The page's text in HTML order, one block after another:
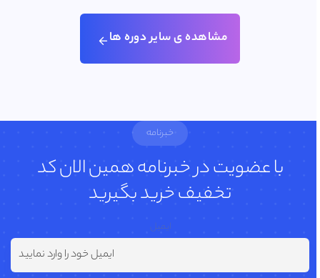
مشاهده ی سایر دوره ها
خبرنامه
با عضویت در خبرنامه همین الان کد
تخفیف خرید بگیرید
ایمیل